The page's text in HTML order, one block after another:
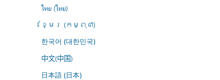
ไทย (ไทย)
ខ្មែរ (កម្ពុជា)
한국어 (대한민국)
中文(中国)
日本語 (日本)